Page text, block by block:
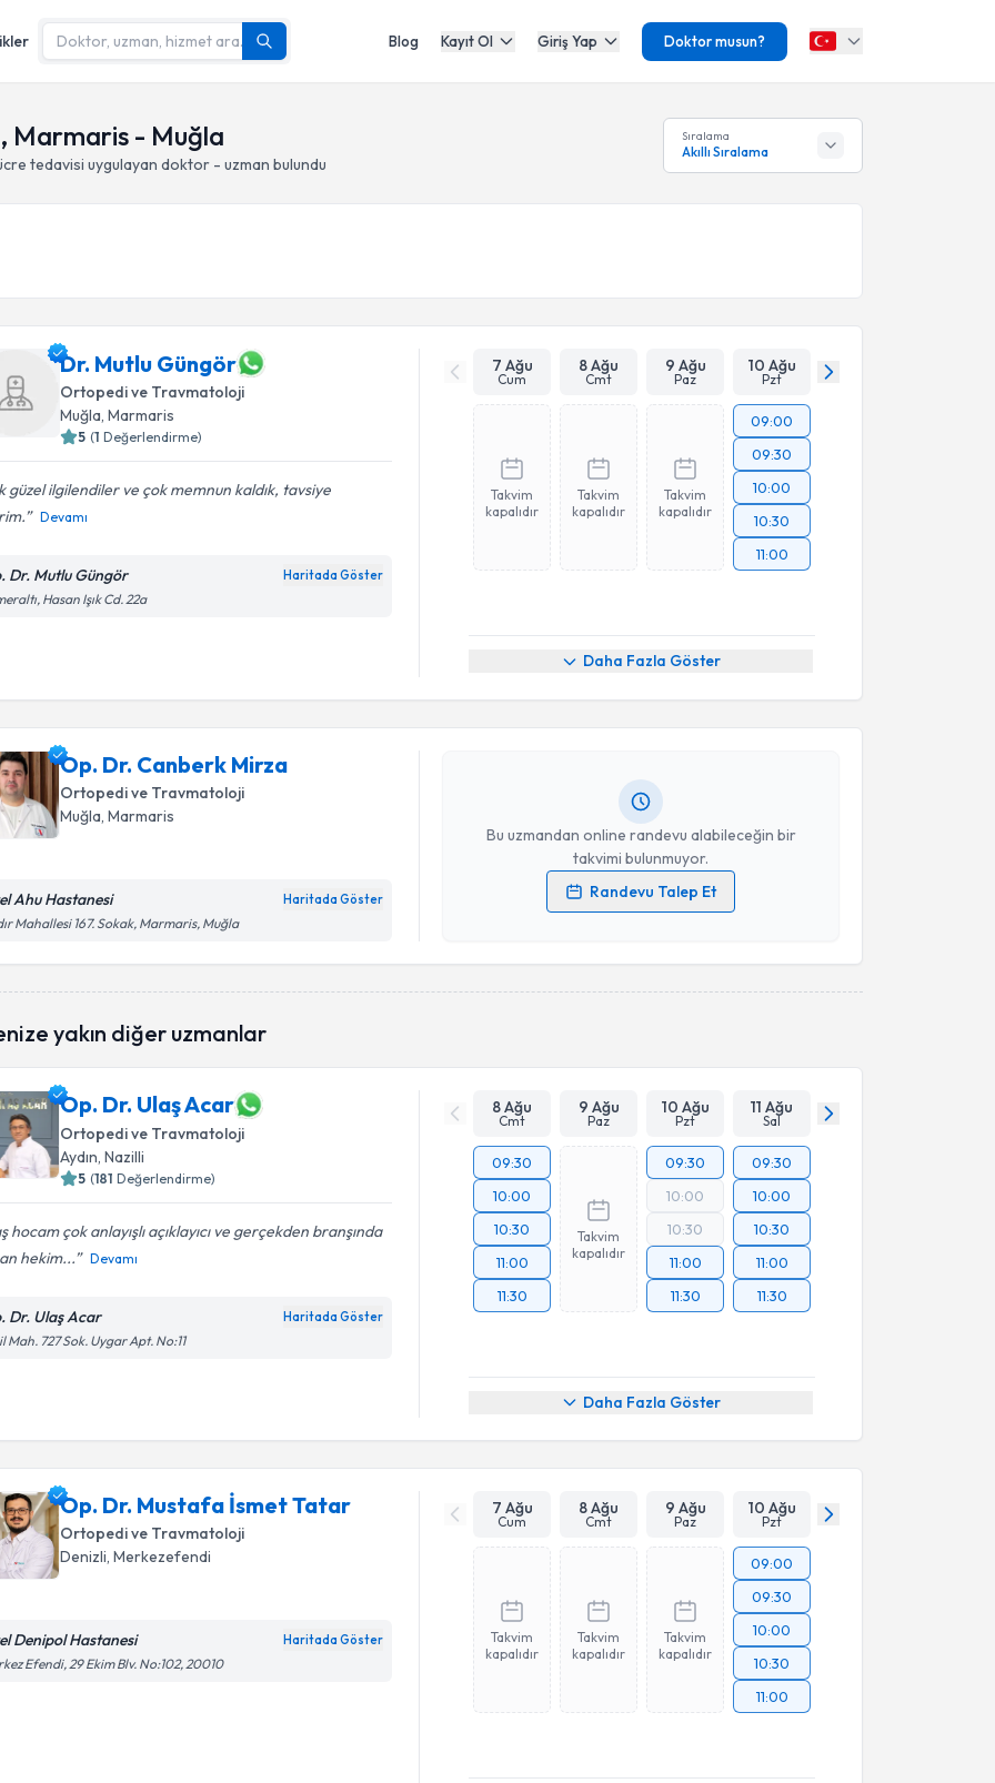
Blog Kayıt Ol Giriş Yap Doktor musun?
Marmaris - Muğla
tedavisi uygulayan doktor - uzman bulundu
Sıralama
Akıllı Sıralama
Dr. Mutlu Güngör
Ortopedi ve Travmatoloji
Muğla, Marmaris
5 (1 Değerlendirme)
güzel ilgilendiler ve çok memnun kaldık, tavsiye
Devamı
Dr. Mutlu Güngör Haritada Göster
Hasan Işık Cd. 22a
7 Ağu
Cum
8 Ağu
Cmt
9 Ağu
Paz
10 Ağu
Pzt
Takvim
kapalıdır
Takvim
kapalıdır
Takvim
kapalıdır
09:00
09:30
10:00
10:30
11:00
Daha Fazla Göster
Op. Dr. Canberk Mirza
Ortopedi ve Travmatoloji
Muğla , Marmaris
Ahu Hastanesi Haritada Göster
Mahallesi 167. Sokak, Marmaris, Muğla
Bu uzmandan online randevu alabileceğin bir
takvimi bulunmuyor.
Randevu Talep Et
Randevu Takvimi Talebi
Kişisel verilerimin işlenmesine ilişkinAydınlatma Metni
yakın diğer uzmanlar
Op. Dr. Ulaş Acar
Ortopedi ve Travmatoloji
Aydın , Nazilli
5 (181 Değerlendirme)
hocam çok anlayışlı açıklayıcı ve gerçekden branşında
hekim...
Devamı
Dr. Ulaş Acar Haritada Göster
Mah. 727 Sok. Uygar Apt. No:11
8 Ağu
Cmt
9 Ağu
Paz
10 Ağu
Pzt
11 Ağu
Sal
09:30
10:00
10:30
11:00
11:30
Takvim
kapalıdır
09:30
10:00
10:30
11:00
11:30
09:30
10:00
10:30
11:00
11:30
Daha Fazla Göster
Op. Dr. Mustafa İsmet Tatar
Ortopedi ve Travmatoloji
Denizli, Merkezefendi
Denipol Hastanesi Haritada Göster
Efendi, 29 Ekim Blv. No:102, 20010
7 Ağu
Cum
8 Ağu
Cmt
9 Ağu
Paz
10 Ağu
Pzt
Takvim
kapalıdır
Takvim
kapalıdır
Takvim
kapalıdır
09:00
09:30
10:00
10:30
11:00